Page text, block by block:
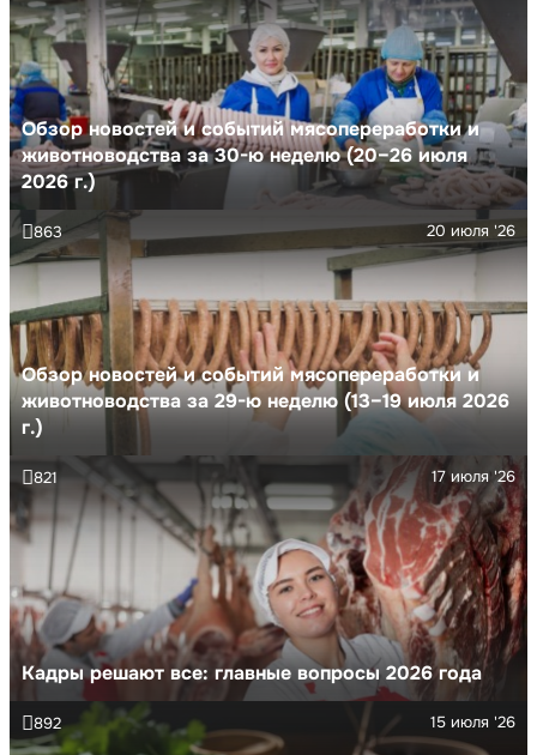
Обзор новостей и событий мясопереработки и
животноводства за 30-ю неделю (20–26 июля
2026 г.)
Обзор новостей и событий мясопереработки и
животноводства за 29-ю неделю (13–19 июля 2026
г.)
20 июля '26
863
Кадры решают все: главные вопросы 2026 года
17 июля '26
821
15 июля '26
892